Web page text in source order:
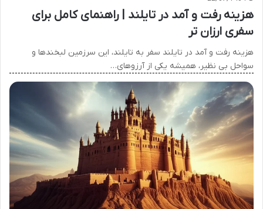
هزینه رفت و آمد در تایلند | راهنمای کامل برای
سفری ارزان تر
هزینه رفت و آمد در تایلند سفر به تایلند، این سرزمین لبخندها و
سواحل بی نظیر، همیشه یکی از آرزوهای…